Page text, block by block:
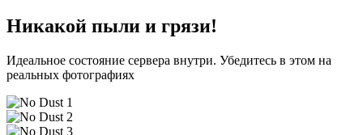
Никакой пыли и грязи!
Идеальное состояние сервера внутри. Убедитесь в этом на
реальных фотографиях